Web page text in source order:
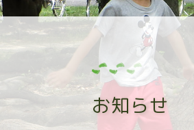
お知らせ